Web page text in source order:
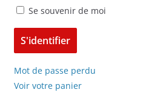
Se souvenir de moi
Mot de passe perdu
Voir votre panier